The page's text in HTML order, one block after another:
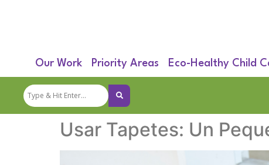
Our Work Priority Areas Eco-Healthy Child
Usar Tapetes: Un